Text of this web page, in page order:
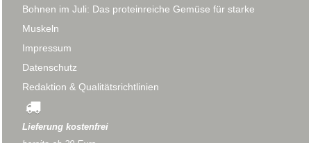
Bohnen im Juli: Das proteinreiche Gemüse für starke
Muskeln
Impressum
Datenschutz
Redaktion & Qualitätsrichtlinien
Lieferung kostenfrei